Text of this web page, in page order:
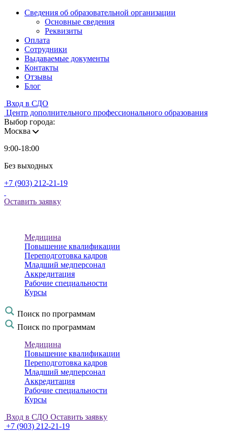
Сведения об образовательной организации
Основные сведения
Реквизиты
Оплата
Сотрудники
Выдаваемые документы
Контакты
Отзывы
Блог
Вход в СДО
Центр дополнительного профессионального образования
Выбор города:
Москва
9:00-18:00
Без выходных
+7 (903) 212-21-19
Оставить заявку
Медицина
Повышение квалификации
Переподготовка кадров
Младший медперсонал
Аккредитация
Рабочие специальности
Курсы
Поиск по программам
Поиск по программам
Медицина
Повышение квалификации
Переподготовка кадров
Младший медперсонал
Аккредитация
Рабочие специальности
Курсы
Вход в СДО Оставить заявку
+7 (903) 212-21-19